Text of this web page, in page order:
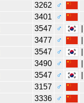
3262
♂
3401
♂
3547 ♂
3477 ♂
3547 ♂
3490 ♂
3547 ♂
3157
♂
3336
♂